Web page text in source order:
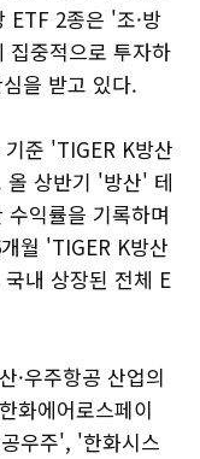
ETF 2종은 '조·방
집중적으로 투자하
을 받고 있다.
준 'TIGER K방산
상반기 '방산' 테
익률을 기록하며
월 'TIGER K방산
내 상장된 전체 E
·우주항공 산업의
화에어로스페이
우주', '한화시스